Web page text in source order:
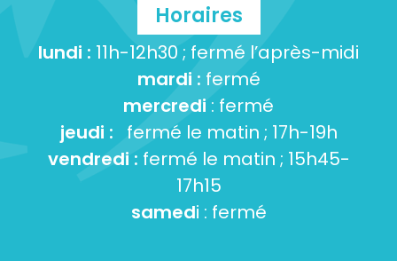
Horaires
lundi : 11h-12h30 ; fermé l’après-midi
mardi : fermé
mercredi : fermé
jeudi : fermé le matin ; 17h-19h
vendredi : fermé le matin ; 15h45-
17h15
samedi : fermé